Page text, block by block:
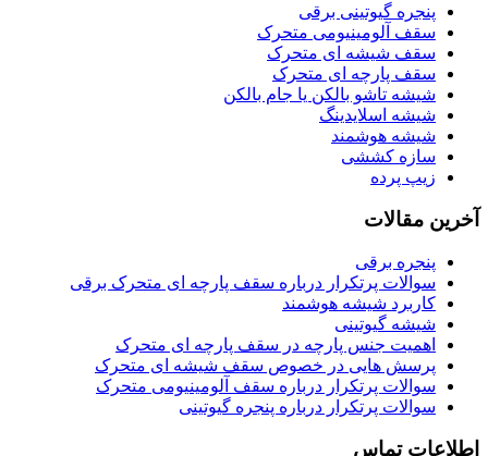
پنجره گیوتینی برقی
سقف آلومینیومی متحرک
سقف شیشه ای متحرک
سقف پارچه ای متحرک
شیشه تاشو بالکن یا جام بالکن
شیشه اسلایدینگ
شیشه هوشمند
سازه کششی
زیپ پرده
آخرین مقالات
پنجره برقی
سوالات پرتکرار درباره سقف پارچه ای متحرک برقی
کاربرد شیشه هوشمند
شیشه گیوتینی
اهمیت جنس پارچه در سقف پارچه ای متحرک
پرسش هایی در خصوص سقف شیشه ای متحرک
سوالات پرتکرار درباره سقف آلومینیومی متحرک
سوالات پرتکرار درباره پنجره گیوتینی
اطلاعات تماس